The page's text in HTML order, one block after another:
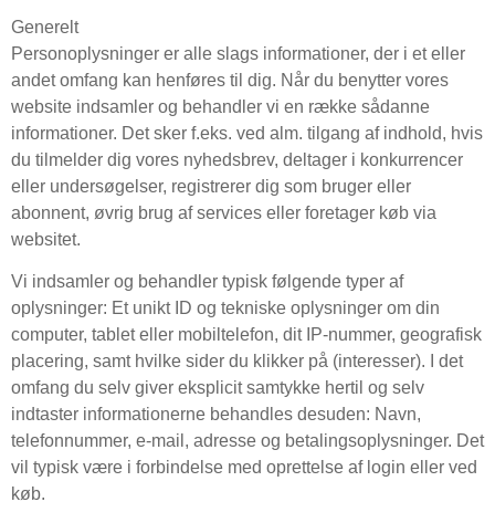
Generelt
Personoplysninger er alle slags informationer, der i et eller
andet omfang kan henføres til dig. Når du benytter vores
website indsamler og behandler vi en række sådanne
informationer. Det sker f.eks. ved alm. tilgang af indhold, hvis
du tilmelder dig vores nyhedsbrev, deltager i konkurrencer
eller undersøgelser, registrerer dig som bruger eller
abonnent, øvrig brug af services eller foretager køb via
websitet.
Vi indsamler og behandler typisk følgende typer af
oplysninger: Et unikt ID og tekniske oplysninger om din
computer, tablet eller mobiltelefon, dit IP-nummer, geografisk
placering, samt hvilke sider du klikker på (interesser). I det
omfang du selv giver eksplicit samtykke hertil og selv
indtaster informationerne behandles desuden: Navn,
telefonnummer, e-mail, adresse og betalingsoplysninger. Det
vil typisk være i forbindelse med oprettelse af login eller ved
køb.